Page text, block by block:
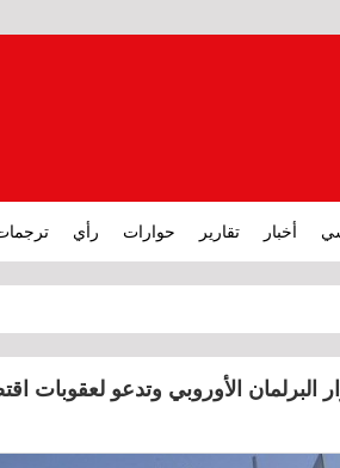
أخبار تقارير حوارات رأي
البرلمان الأوروبي وتدعو لعقوبات